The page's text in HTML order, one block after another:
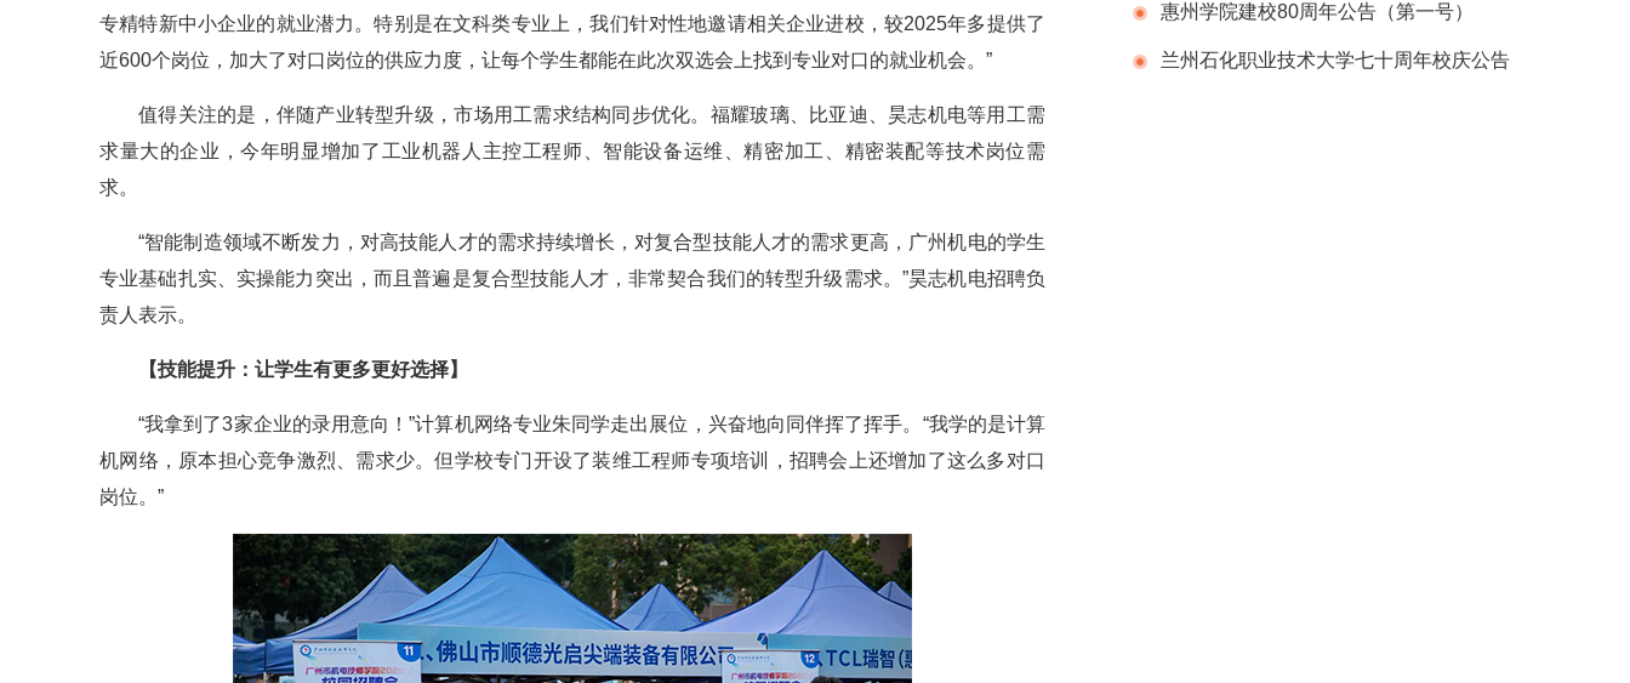
专精特新中小企业的就业潜力。特别是在文科类专业上，我们针对性地邀请相关企业进校，较2025年多提供了
近600个岗位，加大了对口岗位的供应力度，让每个学生都能在此次双选会上找到专业对口的就业机会。”
值得关注的是，伴随产业转型升级，市场用工需求结构同步优化。福耀玻璃、比亚迪、昊志机电等用工需
求量大的企业，今年明显增加了工业机器人主控工程师、智能设备运维、精密加工、精密装配等技术岗位需
求。
“智能制造领域不断发力，对高技能人才的需求持续增长，对复合型技能人才的需求更高，广州机电的学生
专业基础扎实、实操能力突出，而且普遍是复合型技能人才，非常契合我们的转型升级需求。”昊志机电招聘负
责人表示。
【技能提升：让学生有更多更好选择】
“我拿到了3家企业的录用意向！”计算机网络专业朱同学走出展位，兴奋地向同伴挥了挥手。“我学的是计算
机网络，原本担心竞争激烈、需求少。但学校专门开设了装维工程师专项培训，招聘会上还增加了这么多对口
岗位。”
学技术职业学院（广东省科技干部学院）举办
建校40周年校庆系列活动
惠州学院建校80周年公告（第一号）
兰州石化职业技术大学七十周年校庆公告